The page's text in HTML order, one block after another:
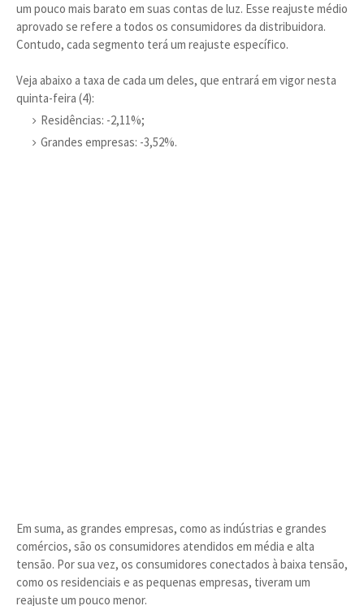
um pouco mais barato em suas contas de luz. Esse reajuste médio
aprovado se refere a todos os consumidores da distribuidora.
Contudo, cada segmento terá um reajuste específico.
Veja abaixo a taxa de cada um deles, que entrará em vigor nesta
quinta-feira (4):
Residências: -2,11%;
Grandes empresas: -3,52%.
Em suma, as grandes empresas, como as indústrias e grandes
comércios, são os consumidores atendidos em média e alta
tensão. Por sua vez, os consumidores conectados à baixa tensão,
como os residenciais e as pequenas empresas, tiveram um
reajuste um pouco menor.